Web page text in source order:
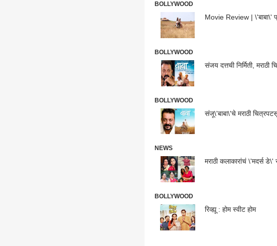
BOLLYWOOD
Movie Review | \'बाबा\'
BOLLYWOOD
संजय दत्तची निर्मिती, मराठी
BOLLYWOOD
संजू\'बाबा\'चे मराठी
NEWS
मराठी कलाकारांचं \'मदर्स
BOLLYWOOD
रिव्ह्यू : होम स्वीट होम